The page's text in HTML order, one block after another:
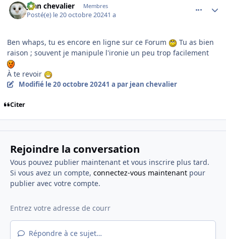
jean chevalier Membres
Posté(e) le 20 octobre 20241 a
Ben whaps, tu es encore en ligne sur ce Forum
Tu as bien
raison ; souvent je manipule l'ironie un peu trop facilement
À te revoir
Modifié le 20 octobre 20241 a par jean chevalier
Citer
Rejoindre la conversation
Vous pouvez publier maintenant et vous inscrire plus tard.
Si vous avez un compte, connectez-vous maintenantpour
publier avec votre compte.
Répondre à ce sujet…